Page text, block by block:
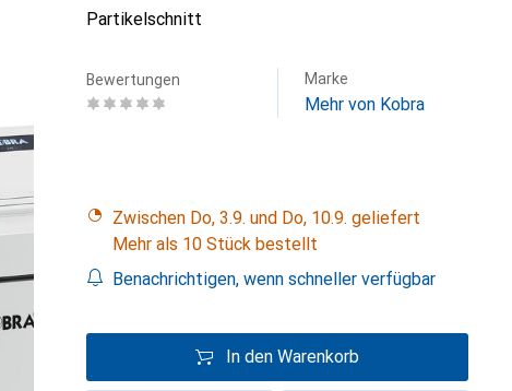
Partikelschnitt
Bewertungen Marke
Mehr von Kobra
Zwischen Do, 3.9. und Do, 10.9. geliefert
Mehr als 10 Stück bestellt
Benachrichtigen, wenn schneller verfügbar
In den Warenkorb